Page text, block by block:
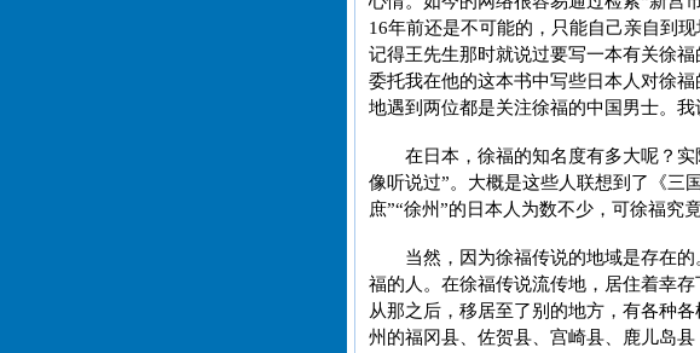
16年前还是不可能的，只能自己亲自到
记得王先生那时就说过要写一本有关徐
委托我在他的这本书中写些日本人对徐
地遇到两位都是关注徐福的中国男士。
在日本，徐福的知名度有多大呢？
像听说过”。大概是这些人联想到了《三
庶”“徐州”的日本人为数不少，可徐福究
当然，因为徐福传说的地域是存在
福的人。在徐福传说流传地，居住着幸
从那之后，移居至了别的地方，有各种
州的福冈县、佐贺县、宫崎县、鹿儿岛